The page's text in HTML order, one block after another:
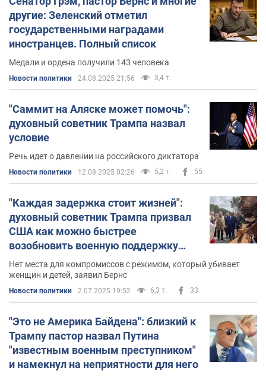
другие: Зеленский отметил
государственными наградами
иностранцев. Полный список
Медали и ордена получили 143 человека
Новости политики 24.08.2025 21:56 3,4 т.
"Саммит на Аляске может помочь":
духовный советник Трампа назвал
условие
Речь идет о давлении на российского диктатора
Новости политики 12.08.2025 02:26 5,2 т. 55
"Каждая задержка стоит жизней":
духовный советник Трампа призвал
США как можно быстрее
возобновить военную поддержку
Украины
Нет места для компромиссов с режимом, который убивает
женщин и детей, заявил Бернс
Новости политики 2.07.2025 19:52 6,3 т. 33
"Это не Америка Байдена": близкий к
Трампу пастор назвал Путина
"известным военным преступником"
и намекнул на неприятности для него